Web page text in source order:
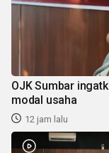
OJK Sumbar
modal usaha
12 jam lalu